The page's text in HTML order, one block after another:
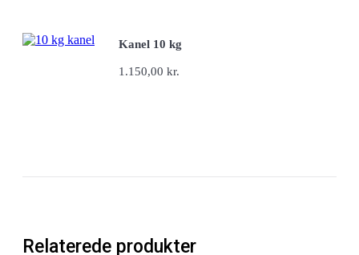
Kanel 10 kg
1.150,00 kr.
Relaterede produkter